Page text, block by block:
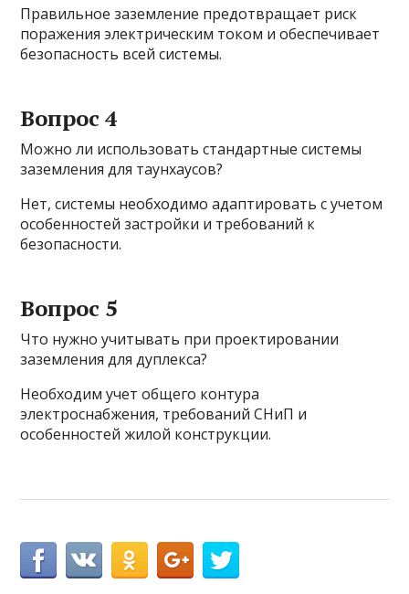
Правильное заземление предотвращает риск
поражения электрическим током и обеспечивает
безопасность всей системы.
Вопрос 4
Можно ли использовать стандартные системы
заземления для таунхаусов?
Нет, системы необходимо адаптировать с учетом
особенностей застройки и требований к
безопасности.
Вопрос 5
Что нужно учитывать при проектировании
заземления для дуплекса?
Необходим учет общего контура
электроснабжения, требований СНиП и
особенностей жилой конструкции.